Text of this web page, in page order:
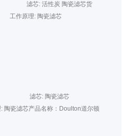
: 活性炭 陶瓷滤芯货
作原理: 陶瓷滤芯
滤芯: 陶瓷滤芯
陶瓷滤芯产品名称：Doulton道尔顿